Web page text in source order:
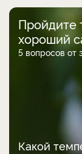
Пройдите
хороший
5 вопросов от
Какой